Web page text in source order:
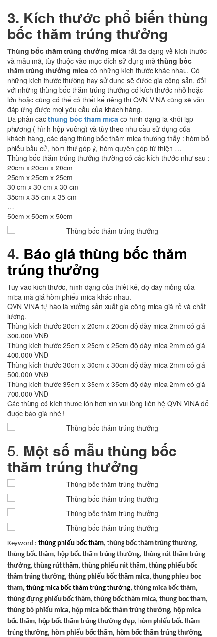
3. Kích thước phổ biến thùng
bốc thăm trúng thưởng
Thùng bốc thăm trúng thưởng mica rất đa dạng về kích thước
và mẫu mã, tùy thuộc vào mục đích sử dụng mà thùng bốc
thăm trúng thưởng mica có những kích thước khác nhau. Có
những kích thước thường hay sử dụng sẽ được gia công sẵn, đối
với những thùng bốc thăm trúng thưởng có kích thước nhỏ hoặc
lớn hoặc cũng có thể có thiết kế riêng thi QVN VINA cũng sẽ vẫn
đáp ứng được mọi yêu cầu của khách hàng.
Đa phần các thùng bốc thăm mica có hình dạng là khối lập
phương ( hình hộp vuông) và tùy theo nhu cầu sử dụng của
khách hàng, các dạng thùng bốc thăm mica thường thấy : hòm bỏ
phiếu bầu cử, hòm thư góp ý, hòm quyên góp từ thiện …
Thùng bốc thăm trúng thưởng thường có các kích thước như sau :
20cm x 20cm x 20cm
25cm x 25cm x 25cm
30 cm x 30 cm x 30 cm
35cm x 35 cm x 35 cm
…
50cm x 50cm x 50cm
4. Báo giá thùng bốc thăm
trúng thưởng
Tùy vào kích thước, hình dạng của thiết kế, độ dày mỏng của
mica mà giá hòm phiếu mica khác nhau.
QVN VINA tự hào là xưởng sản xuất gia công mica giá rẻ và chất
lượng.
Thùng kích thước 20cm x 20cm x 20cm độ dày mica 2mm có giá
300.000 VNĐ
Thùng kích thước 25cm x 25cm x 25cm độ dày mica 2mm có giá
400.000 VNĐ
Thùng kích thước 30cm x 30cm x 30cm độ dày mica 2mm có giá
500.000 VNĐ
Thùng kích thước 35cm x 35cm x 35cm độ dày mica 2mm có giá
700.000 VNĐ
Các thùng có kích thước lớn hơn xin vui lòng liên hệ QVN VINA để
được báo giá nhé !
5. Một số mẫu thùng bốc
thăm trúng thưởng
Keyword : thùng phiếu bốc thăm, thùng bốc thăm trúng thưởng,
thùng bốc thăm, hộp bốc thăm trúng thưởng, thùng rút thăm trúng
thưởng, thùng rút thăm, thùng phiếu rút thăm, thùng phiếu bốc
thăm trúng thưởng, thùng phiếu bốc thăm mica, thung phieu boc
tham, thùng mica bốc thăm trúng thưởng, thùng mica bốc thăm,
thùng đựng phiếu bốc thăm, thùng bốc thăm mica, thung boc tham,
thùng bỏ phiếu mica, hộp mica bốc thăm trúng thưởng, hộp mica
bốc thăm, hộp bốc thăm trúng thưởng đẹp, hòm phiếu bốc thăm
trúng thưởng, hòm phiếu bốc thăm, hòm bốc thăm trúng thưởng,